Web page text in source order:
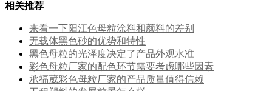
相关推荐
来看一下阳江色母粒涂料和颜料的差别
无载体黑色砂的优势和特性
黑色母粒的光泽度决定了产品外观水准
彩色母粒厂家的配色环节需要考虑哪些因素
承福葳彩色母粒厂家的产品质量值得信赖